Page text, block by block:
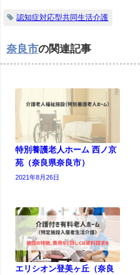
認知症対応型共同生活介護
奈良市の関連記事
特別養護老人ホーム 西ノ京
苑（奈良県奈良市）
2021年8月26日
エリシオン登美ヶ丘（奈良